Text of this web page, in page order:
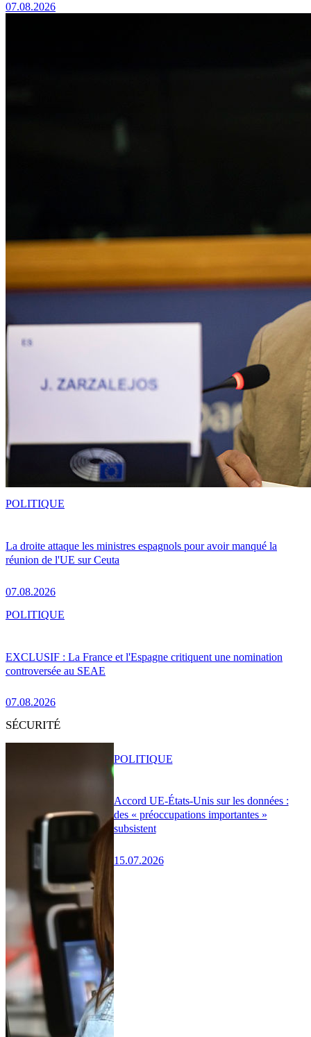
07.08.2026
La droite attaque les ministres espagnols pour avoir manqué la
réunion de l'UE sur Ceuta
07.08.2026
POLITIQUE
EXCLUSIF : La France et l'Espagne critiquent une nomination
controversée au SEAE
07.08.2026
POLITIQUE
SÉCURITÉ
Accord UE-États-Unis sur les données :
des « préoccupations importantes »
subsistent
15.07.2026
POLITIQUE